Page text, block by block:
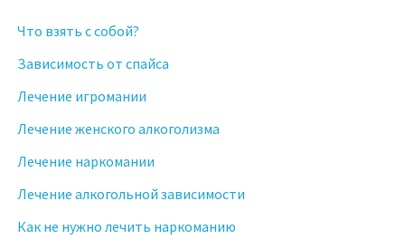
Что взять с собой?
Зависимость от спайса
Лечение игромании
Лечение женского алкоголизма
Лечение наркомании
Лечение алкогольной зависимости
Как не нужно лечить наркоманию